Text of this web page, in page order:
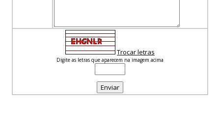
Trocar letras
Digite as letras que aparecem na imagem acima